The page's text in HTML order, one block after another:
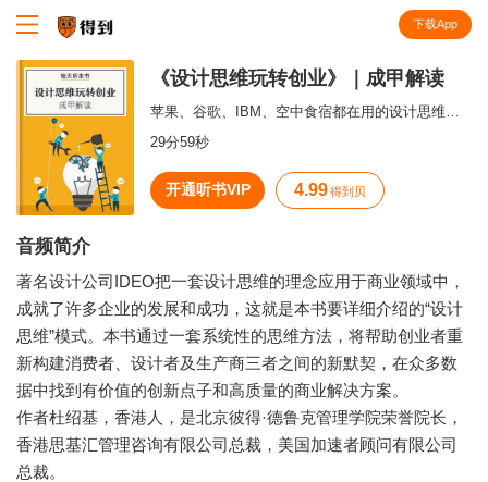
下载App
《设计思维玩转创业》｜成甲解读
苹果、谷歌、IBM、空中食宿都在用的设计思维系统。一个人人都可以学会的思考工具，帮你解决创业上的难题。
29分59秒
开通听书VIP 4.99 得到贝
音频简介
著名设计公司IDEO把一套设计思维的理念应用于商业领域中，
成就了许多企业的发展和成功，这就是本书要详细介绍的“设计
思维”模式。本书通过一套系统性的思维方法，将帮助创业者重
新构建消费者、设计者及生产商三者之间的新默契，在众多数
据中找到有价值的创新点子和高质量的商业解决方案。
作者杜绍基，香港人，是北京彼得·德鲁克管理学院荣誉院长，
香港思基汇管理咨询有限公司总裁，美国加速者顾问有限公司
总裁。